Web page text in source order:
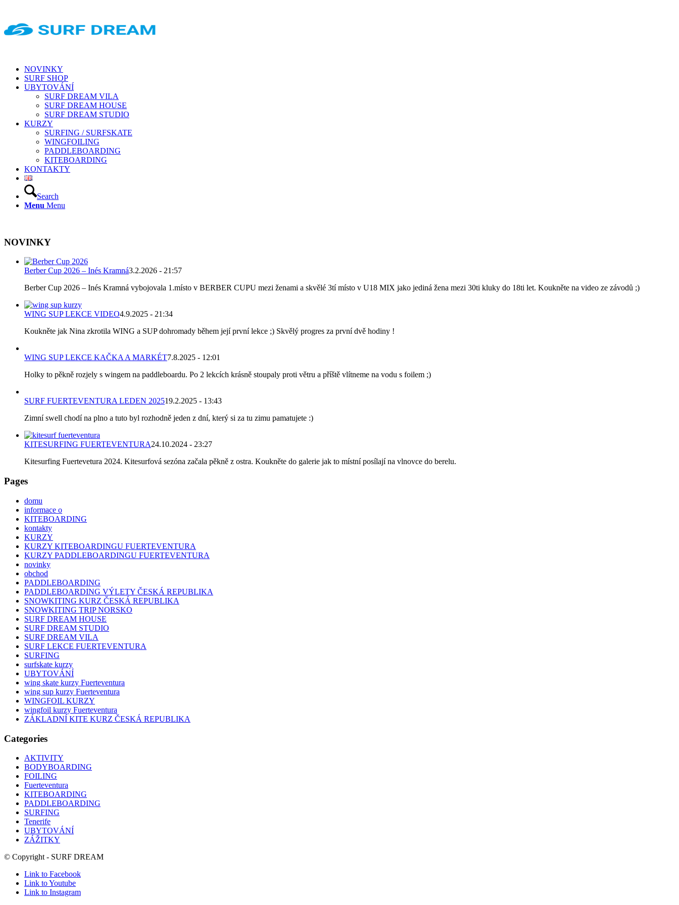
NOVINKY
SURF SHOP
UBYTOVÁNÍ
SURF DREAM VILA
SURF DREAM HOUSE
SURF DREAM STUDIO
KURZY
SURFING / SURFSKATE
WINGFOILING
PADDLEBOARDING
KITEBOARDING
KONTAKTY
Search
Menu Menu
NOVINKY
Berber Cup 2026 – Inés Kramná3.2.2026 - 21:57
Berber Cup 2026 – Inés Kramná vybojovala 1.místo v BERBER CUPU mezi ženami a skvělé 3tí místo v U18 MIX jako jediná žena mezi 30ti kluky do 18ti let. Koukněte na video ze závodů ;)
WING SUP LEKCE VIDEO4.9.2025 - 21:34
Koukněte jak Nina zkrotila WING a SUP dohromady během její první lekce ;) Skvělý progres za první dvě hodiny !
WING SUP LEKCE KAČKA A MARKÉT7.8.2025 - 12:01
Holky to pěkně rozjely s wingem na paddleboardu. Po 2 lekcích krásně stoupaly proti větru a příště vlítneme na vodu s foilem ;)
SURF FUERTEVENTURA LEDEN 202519.2.2025 - 13:43
Zimní swell chodí na plno a tuto byl rozhodně jeden z dní, který si za tu zimu pamatujete :)
KITESURFING FUERTEVENTURA24.10.2024 - 23:27
Kitesurfing Fuertevetura 2024. Kitesurfová sezóna začala pěkně z ostra. Koukněte do galerie jak to místní posílají na vlnovce do berelu.
Pages
domu
informace o
KITEBOARDING
kontakty
KURZY
KURZY KITEBOARDINGU FUERTEVENTURA
KURZY PADDLEBOARDINGU FUERTEVENTURA
novinky
obchod
PADDLEBOARDING
PADDLEBOARDING VÝLETY ČESKÁ REPUBLIKA
SNOWKITING KURZ ČESKÁ REPUBLIKA
SNOWKITING TRIP NORSKO
SURF DREAM HOUSE
SURF DREAM STUDIO
SURF DREAM VILA
SURF LEKCE FUERTEVENTURA
SURFING
surfskate kurzy
UBYTOVÁNÍ
wing skate kurzy Fuerteventura
wing sup kurzy Fuerteventura
WINGFOIL KURZY
wingfoil kurzy Fuerteventura
ZÁKLADNÍ KITE KURZ ČESKÁ REPUBLIKA
Categories
AKTIVITY
BODYBOARDING
FOILING
Fuerteventura
KITEBOARDING
PADDLEBOARDING
SURFING
Tenerife
UBYTOVÁNÍ
ZÁŽITKY
© Copyright - SURF DREAM
Link to Facebook
Link to Youtube
Link to Instagram